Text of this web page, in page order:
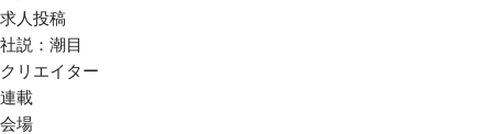
求人投稿
社説：潮目
クリエイター
連載
会場